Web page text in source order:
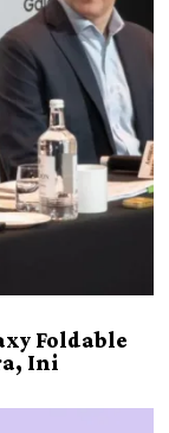
Foldable
Ini